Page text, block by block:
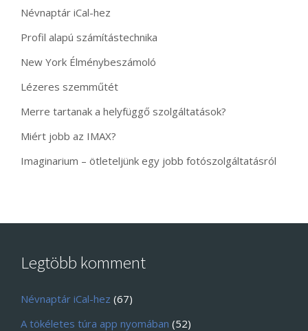
Névnaptár iCal-hez
Profil alapú számítástechnika
New York Élménybeszámoló
Lézeres szemműtét
Merre tartanak a helyfüggő szolgáltatások?
Miért jobb az IMAX?
Imaginarium – ötleteljünk egy jobb fotószolgáltatásról
Legtöbb komment
Névnaptár iCal-hez (67)
A tökéletes túra app nyomában (52)